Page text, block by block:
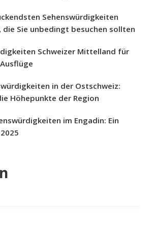
Sehenswürdigkeiten
die Sie unbedingt besuchen sollten
Schweizer Mittelland für
in der Ostschweiz:
Höhepunkte der Region
im Engadin: Ein